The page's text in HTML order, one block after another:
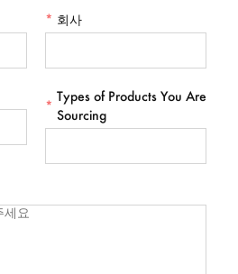
* 회사
*
Types of Products You Are
Sourcing